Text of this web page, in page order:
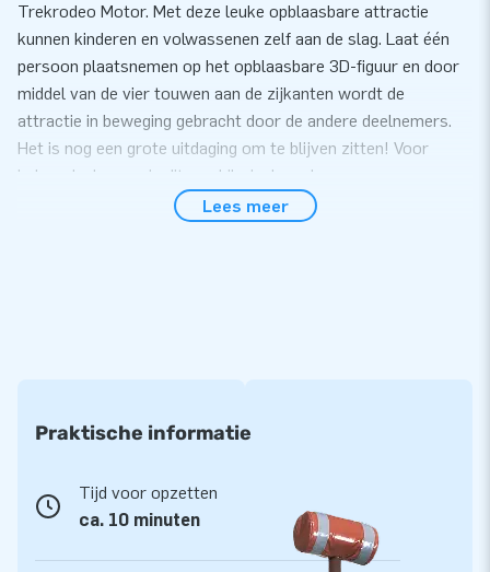
Trekrodeo Motor. Met deze leuke opblaasbare attractie
kunnen kinderen en volwassenen zelf aan de slag. Laat één
persoon plaatsnemen op het opblaasbare 3D-figuur en door
middel van de vier touwen aan de zijkanten wordt de
attractie in beweging gebracht door de andere deelnemers.
Het is nog een grote uitdaging om te blijven zitten! Voor
iedere deelnemer is dit een hilarisch spel.
In slechts 10 minuten op te zetten
5 jaar garantie op onze topkwaliteit
Vertrouw op sterk, hoge kwaliteit PVC, want JB kussens zijn
op meerdere punten verstevigd en meervoudig gestikt. Ze
zijn daardoor duurzaam en eenvoudig schoon te houden. De
Lees meer
Praktische informatie
Tijd voor opzetten
ca. 10 minuten